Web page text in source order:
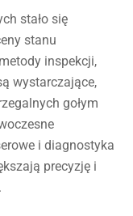
stało się
stanu
inspekcji,
wystarczające,
gołym
i diagnostyka
precyzję i